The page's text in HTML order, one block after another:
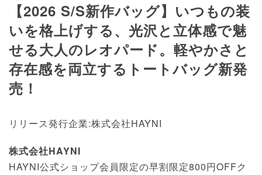
【2026 S/S新作バッグ】いつもの装
いを格上げする、光沢と立体感で魅
せる大人のレオパード。軽やかさと
存在感を両立するトートバッグ新発
売！
リリース発行企業:株式会社HAYNI
株式会社HAYNI
HAYNI公式ショップ会員限定の早割限定800円OFFク